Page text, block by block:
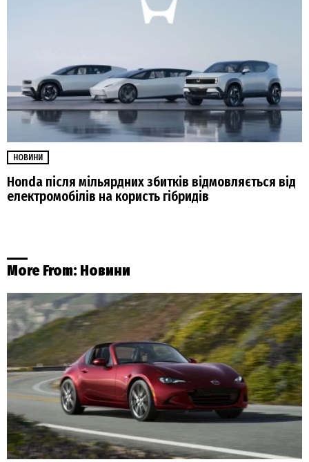
НОВИНИ
Honda після мільярдних збитків відмовляється від
електромобілів на користь гібридів
More From: Новини